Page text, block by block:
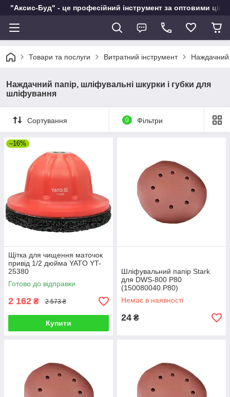
"Аксис-Буд" - це професійний інструмент за оптовими
Товари та послуги Витратний інструмент Наждачний
Наждачний папір, шліфувальні шкурки і губки для
шліфування
Сортування 0 Фільтри
–16%
Щітка для чищення маточок
привід 1/2 дюйма YATO YT-
25380
Готово до відправки
2 162 ₴ 2 573 ₴
Купити
Шліфувальний папір Stark
для DWS-800 P80
(150080040.P80)
Немає в наявності
24 ₴